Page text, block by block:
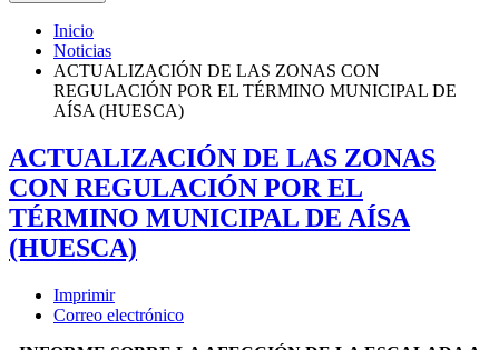
Inicio
Noticias
ACTUALIZACIÓN DE LAS ZONAS CON
REGULACIÓN POR EL TÉRMINO MUNICIPAL DE
AÍSA (HUESCA)
ACTUALIZACIÓN DE LAS ZONAS
CON REGULACIÓN POR EL
TÉRMINO MUNICIPAL DE AÍSA
(HUESCA)
Imprimir
Correo electrónico